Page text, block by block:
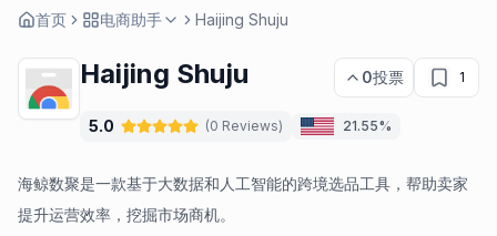
首页 电商助手 Haijing Shuju
Haijing Shuju 0投票 1
5.0 (0 Reviews) 21.55%
海鲸数聚是一款基于大数据和人工智能的跨境选品工具，帮助卖家
提升运营效率，挖掘市场商机。